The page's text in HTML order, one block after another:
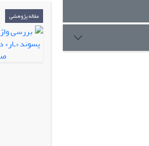
مقاله پژوهشی